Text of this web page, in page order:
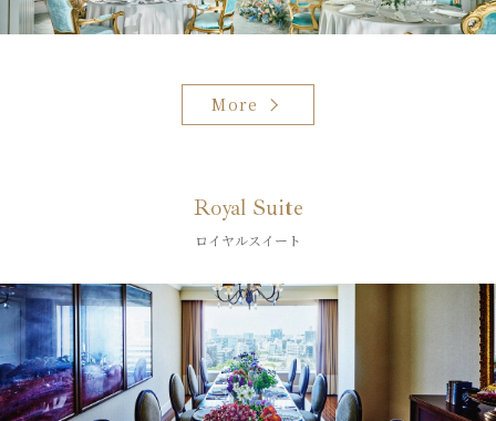
More
Royal Suite
ロイヤルスイート